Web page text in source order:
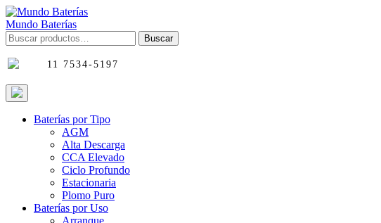
Skip
to
content
Mundo Baterías
Buscar
por:
Buscar
11 7534-5197
Baterías por Tipo
AGM
Alta Descarga
CCA Elevado
Ciclo Profundo
Estacionaria
Plomo Puro
Baterías por Uso
Arranque